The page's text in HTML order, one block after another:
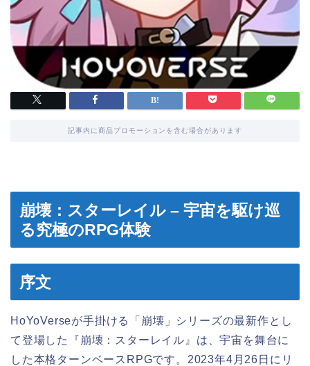
記事内に商品プロモーションを含む場合があります
崩壊：スターレイル – 宇宙を駆け巡
る究極のRPG体験
序文
HoYoVerseが手掛ける「崩壊」シリーズの最新作とし
て登場した『崩壊：スターレイル』は、宇宙を舞台に
した本格ターンベースRPGです。2023年4月26日にリ